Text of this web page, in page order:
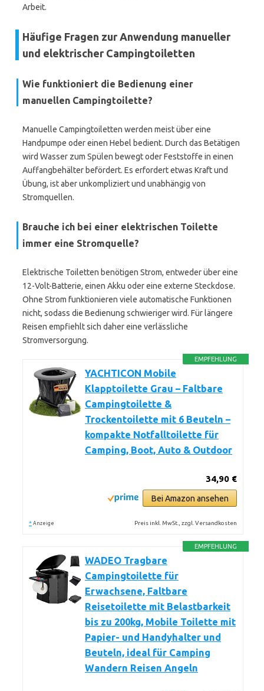
Arbeit.
Häufige Fragen zur Anwendung manueller
und elektrischer Campingtoiletten
Wie funktioniert die Bedienung einer
manuellen Campingtoilette?
Manuelle Campingtoiletten werden meist über eine
Handpumpe oder einen Hebel bedient. Durch das Betätigen
wird Wasser zum Spülen bewegt oder Feststoffe in einen
Auffangbehälter befördert. Es erfordert etwas Kraft und
Übung, ist aber unkompliziert und unabhängig von
Stromquellen.
Brauche ich bei einer elektrischen Toilette
immer eine Stromquelle?
Elektrische Toiletten benötigen Strom, entweder über eine
12-Volt-Batterie, einen Akku oder eine externe Steckdose.
Ohne Strom funktionieren viele automatische Funktionen
nicht, sodass die Bedienung schwieriger wird. Für längere
Reisen empfiehlt sich daher eine verlässliche
Stromversorgung.
EMPFEHLUNG
YACHTICON Mobile
Klapptoilette Grau – Faltbare
Campingtoilette &
Trockentoilette mit 6 Beuteln –
kompakte Notfalltoilette für
Camping, Boot, Auto & Outdoor
34,90 €
Bei Amazon ansehen
* Anzeige Preis inkl. MwSt., zzgl. Versandkosten
EMPFEHLUNG
WADEO Tragbare
Campingtoilette für
Erwachsene, Faltbare
Reisetoilette mit Belastbarkeit
bis zu 200kg, Mobile Toilette mit
Papier- und Handyhalter und
Beuteln, ideal für Camping
Wandern Reisen Angeln